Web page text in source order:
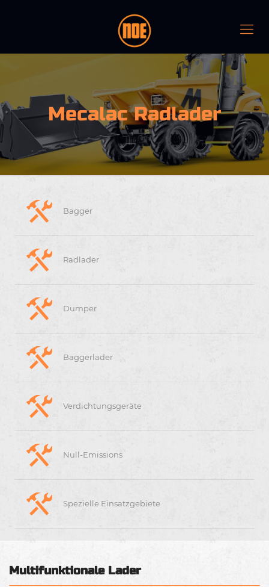
Mecalac Radlader
Bagger
Radlader
Dumper
Baggerlader
Verdichtungsgeräte
Null-Emissions
Spezielle Einsatzgebiete
Multifunktionale Lader